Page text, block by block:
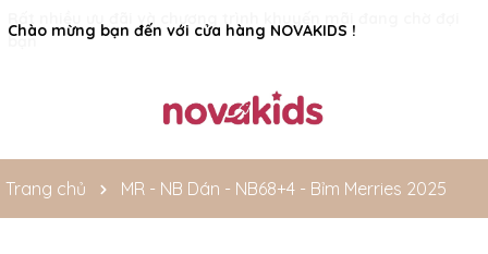
Chào mừng bạn đến với cửa hàng NOVAKIDS !
Rất nhiều ưu đãi và chương trình khuyến mãi đang chờ đợi
bạn
Trang chủ MR - NB Dán - NB68+4 - Bỉm Merries 2025